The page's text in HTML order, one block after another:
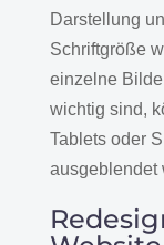
Darstellung
Schriftgröße
einzelne
wichtig sind,
Tablets oder
ausgeblendet